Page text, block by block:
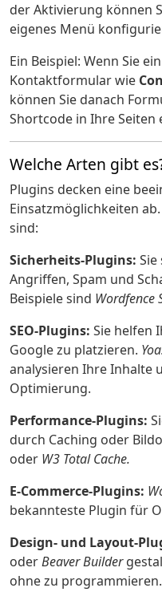
der Aktivierung können
eigenes Menü
Ein Beispiel: Wenn Sie
Kontaktformular wie
können Sie danach
Shortcode in Ihre Seiten
Welche Arten gibt
Plugins decken eine
Einsatzmöglichkeiten
sind:
Sicherheits-Plugins:
Angriffen, Spam und
Beispiele sind Wordfence
SEO-Plugins: Sie helfen
Google zu platzieren.
analysieren Ihre Inhalte
Optimierung.
Performance-Plugins:
durch Caching oder
oder W3 Total Cache.
E-Commerce-Plugins:
bekannteste Plugin für
Design- und Layout-
oderBeaver Builder
ohne zu programmieren.